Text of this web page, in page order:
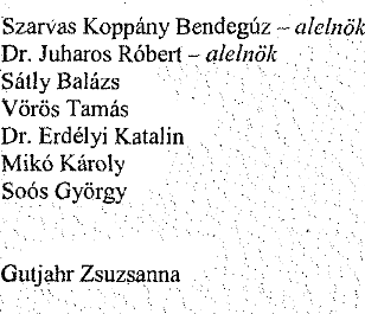
Szarvas Koppany Bendeguz-alelnok
Dr. Juharos Robert -alelnok
Satly Balazs
Voros Tamas
Dr. Erdelyi Katalin
Miko Karoly
Sods Gyorgy
Gutjahr Zsuzsanna